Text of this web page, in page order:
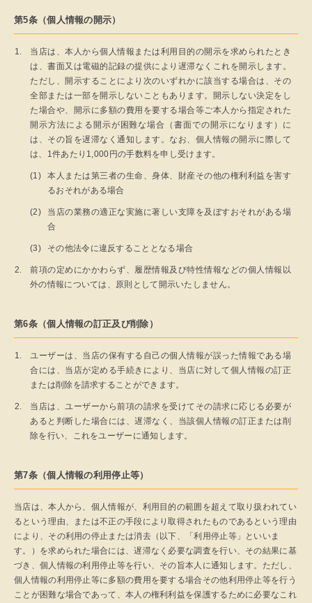
第5条（個人情報の開示）
当店は、本人から個人情報または利用目的の開示を求められたとき
は、書面又は電磁的記録の提供により遅滞なくこれを開示します。
ただし、開示することにより次のいずれかに該当する場合は、その
全部または一部を開示しないこともあります。開示しない決定をし
た場合や、開示に多額の費用を要する場合等ご本人から指定された
開示方法による開示が困難な場合（書面での開示になります）に
は、その旨を遅滞なく通知します。なお、個人情報の開示に際して
は、1件あたり1,000円の手数料を申し受けます。
本人または第三者の生命、身体、財産その他の権利利益を害す
るおそれがある場合
当店の業務の適正な実施に著しい支障を及ぼすおそれがある場
合
その他法令に違反することとなる場合
前項の定めにかかわらず、履歴情報及び特性情報などの個人情報以
外の情報については、原則として開示いたしません。
第6条（個人情報の訂正及び削除）
ユーザーは、当店の保有する自己の個人情報が誤った情報である場
合には、当店が定める手続きにより、当店に対して個人情報の訂正
または削除を請求することができます。
当店は、ユーザーから前項の請求を受けてその請求に応じる必要が
あると判断した場合には、遅滞なく、当該個人情報の訂正または削
除を行い、これをユーザーに通知します。
第7条（個人情報の利用停止等）
当店は、本人から、個人情報が、利用目的の範囲を超えて取り扱われてい
るという理由、または不正の手段により取得されたものであるという理由
により、その利用の停止または消去（以下、「利用停止等」といいま
す。）を求められた場合には、遅滞なく必要な調査を行い、その結果に基
づき、個人情報の利用停止等を行い、その旨本人に通知します。ただし、
個人情報の利用停止等に多額の費用を要する場合その他利用停止等を行う
ことが困難な場合であって、本人の権利利益を保護するために必要なこれ